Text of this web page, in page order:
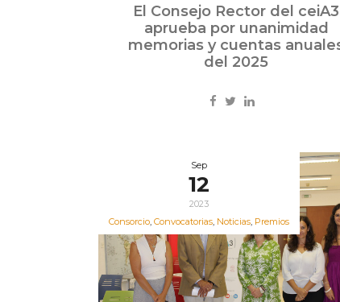
El Consejo Rector del ceiA3
aprueba por unanimidad
memorias y cuentas
del 2025
Sep
12
2023
Consorcio, Convocatorias, Noticias, Premios